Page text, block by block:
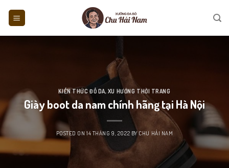
KIẾN THỨC ĐỒ DA, XU HƯỚNG THỜI TRANG
Giày boot da nam chính hãng tại Hà Nội
POSTED ON14 THÁNG 9, 2022 BY CHU HẢI NAM